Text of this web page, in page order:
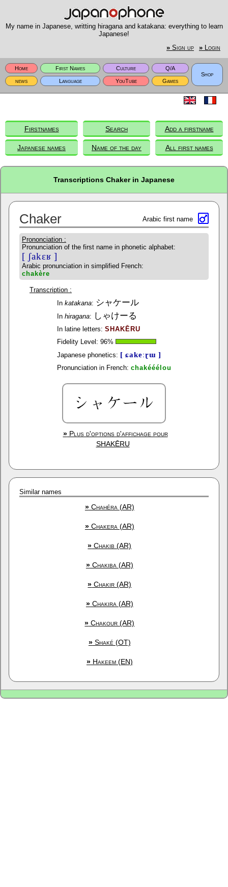
My name in Japanese, writting hiragana and katakana: everything to learn
Japanese!
» Sign up » Login
Home First Names Culture
Q/A
Shop
news
Language YouTube Games
Firstnames Search Add a firstname
Japanese names Name of the day All first names
Transcriptions Chaker in Japanese
Chaker Arabic first name
Prononciation :
Pronunciation of the first name in phonetic alphabet:
[ ʃakɛʁ ]
Arabic pronunciation in simplified French:
chakère
Transcription :
In katakana: シャケール
In hiragana: しゃけーる
In latine letters: SHAKĒRU
Fidelity Level: 96%
Japanese phonetics: [ ɕakeːɽɯ ]
Pronunciation in French: chakééélou
»Plus d'options d'affichage pour
SHAKĒRU
Similar names
»Chahéra (AR)
»Chakera (AR)
» Chakib (AR)
»Chakiba (AR)
» Chakir (AR)
»Chakira (AR)
» Chakour (AR)
»Shaké (OT)
»Hakeem (EN)